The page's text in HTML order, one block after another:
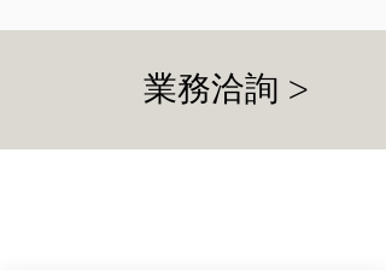
業務洽詢 >